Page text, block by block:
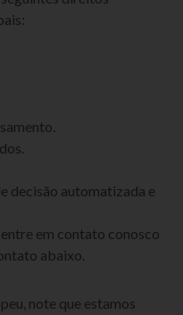
decisão automatizada e
em contato conosco
abaixo.
note que estamos